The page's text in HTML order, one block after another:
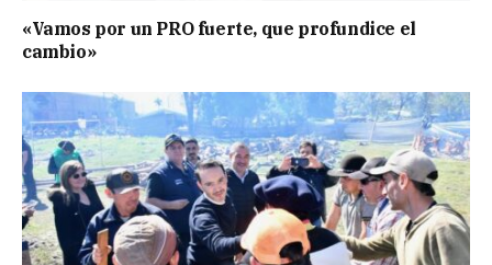
«Vamos por un PRO fuerte, que profundice el
cambio»